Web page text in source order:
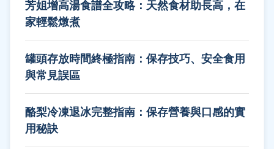
芳姐增高湯食譜全攻略：天然食材助長高，在
家輕鬆燉煮
罐頭存放時間終極指南：保存技巧、安全食用
與常見誤區
酪梨冷凍退冰完整指南：保存營養與口感的實
用秘訣